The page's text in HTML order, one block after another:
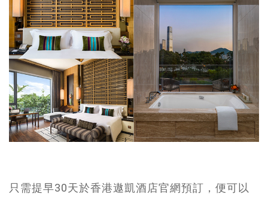
只需提早30天於香港遨凱酒店官網預訂，便可以